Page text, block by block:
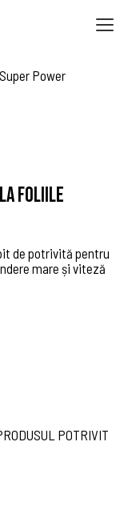
Super Power
foliile
de potrivită pentru
mare și viteză
POTRIVIT